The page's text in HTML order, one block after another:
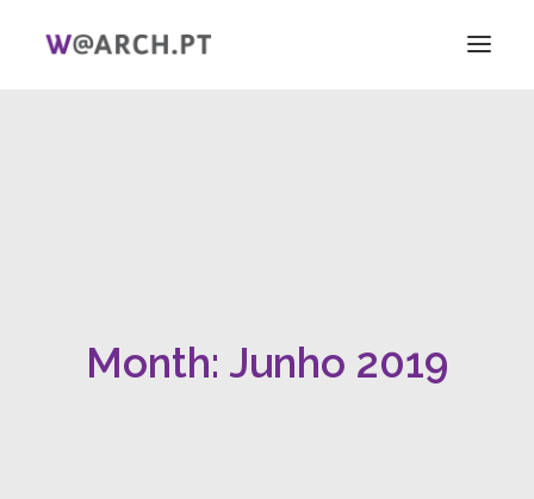
LIGAÇÕESMonth: Junho 2019